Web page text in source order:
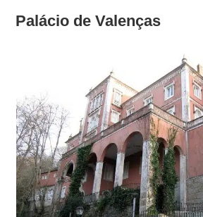
Palácio de Valenças